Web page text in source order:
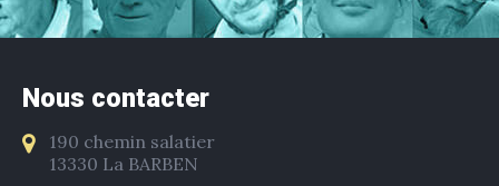
Nous contacter
190 chemin salatier
13330 La BARBEN